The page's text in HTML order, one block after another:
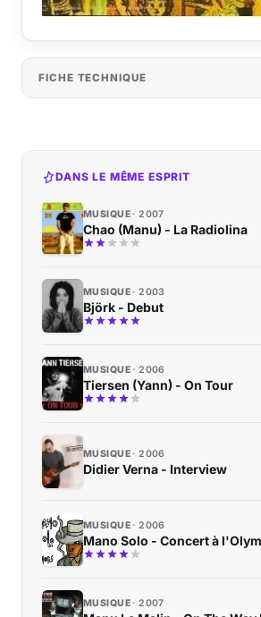
FICHE TECHNIQUE
DANS LE MÊME ESPRIT
MUSIQUE 2007
Chao (Manu) - La Radiolina
MUSIQUE 2003
Björk - Debut
MUSIQUE 2006
Tiersen (Yann) - On Tour
MUSIQUE 2006
Didier Verna - Interview
MUSIQUE 2006
Mano Solo - Concert à
MUSIQUE 2007